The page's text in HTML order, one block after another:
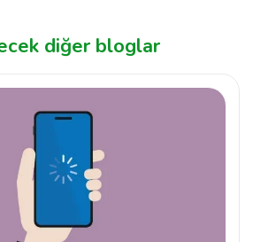
diğer bloglar